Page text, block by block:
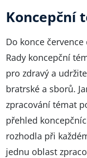
Koncepční
Do konce
Rady koncepční
pro zdravý a
bratrské a sborů.
zpracování témat
přehled
rozhodla při
jednu oblast